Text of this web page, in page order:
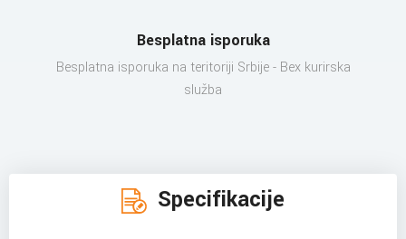
Besplatna isporuka
Besplatna isporuka na teritoriji Srbije - Bex kurirska
služba
Specifikacije